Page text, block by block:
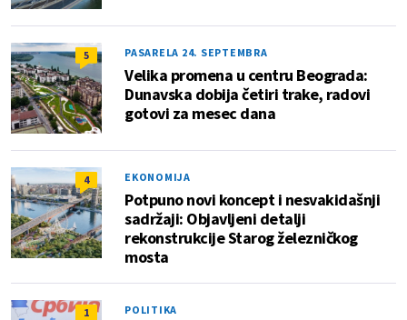
5 PASARELA 24. SEPTEMBRA
Velika promena u centru Beograda:
Dunavska dobija četiri trake, radovi
gotovi za mesec dana
4 EKONOMIJA
Potpuno novi koncept i nesvakidašnji
sadržaji: Objavljeni detalji
rekonstrukcije Starog železničkog
mosta
1 POLITIKA